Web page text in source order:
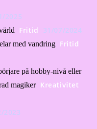
2025
Fritid 31/07/2024
med vandring Fritid
på hobby-nivå eller
magiker Kreativitet
2023